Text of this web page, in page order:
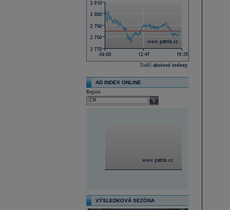
Další akciové indexy
AD INDEX ONLINE
Region
select
VÝSLEDKOVÁ SEZÓNA